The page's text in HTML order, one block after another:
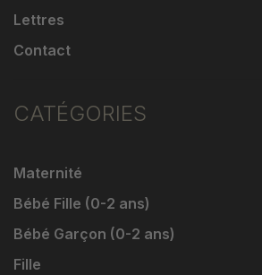
Lettres
Contact
CATÉGORIES
Maternité
Bébé Fille (0-2 ans)
Bébé Garçon (0-2 ans)
Fille